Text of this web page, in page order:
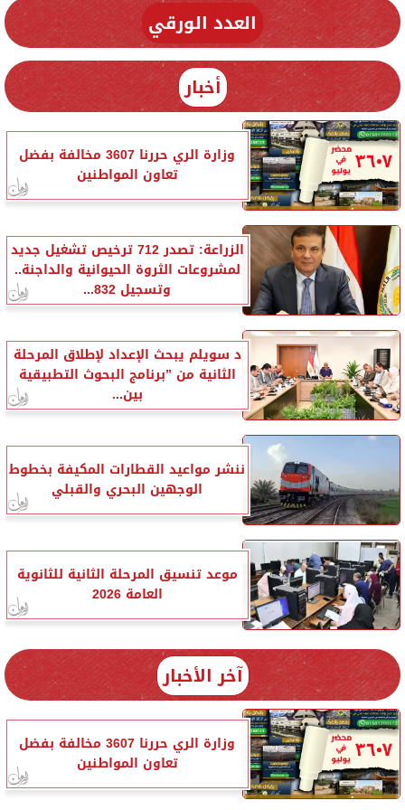
العدد الورقي
أخبار
وزارة الري حررنا 3607 مخالفة بفضل
تعاون المواطنين
الزراعة: تصدر 712 ترخيص تشغيل جديد
لمشروعات الثروة الحيوانية والداجنة..
وتسجيل 832...
د سويلم يبحث الإعداد لإطلاق المرحلة
الثانية من ”برنامج البحوث التطبيقية
بين...
ننشر مواعيد القطارات المكيفة بخطوط
الوجهين البحري والقبلي
موعد تنسيق المرحلة الثانية للثانوية
العامة 2026
آخر الأخبار
وزارة الري حررنا 3607 مخالفة بفضل
تعاون المواطنين